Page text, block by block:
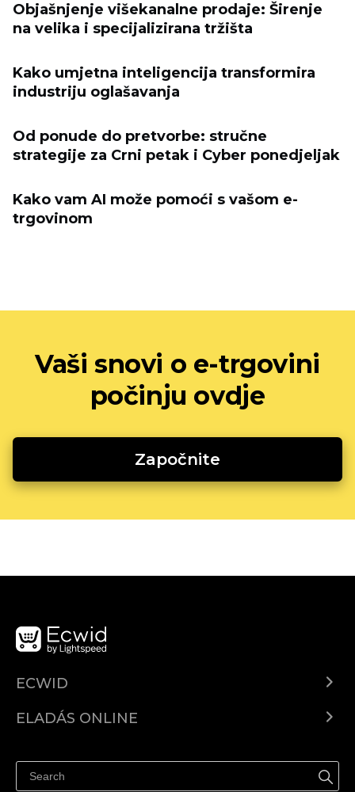
Objašnjenje višekanalne prodaje: Širenje
na velika i specijalizirana tržišta
Kako umjetna inteligencija transformira
industriju oglašavanja
Od ponude do pretvorbe: stručne
strategije za Crni petak i Cyber ​​ponedjeljak
Kako vam AI može pomoći s vašom e-
trgovinom
Vaši snovi o e-trgovini
počinju ovdje
Započnite
ECWID
Árkalkuláció
ELADÁS ONLINE
Eladás a Facebookon
Eladás Instagramon